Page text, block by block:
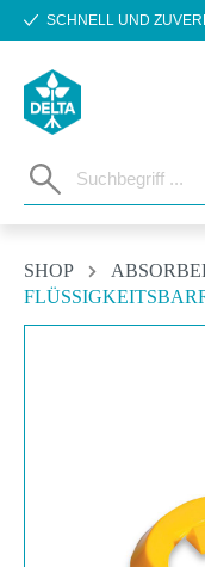
Zum Hauptinhalt
SCHNELL UND
SHOP